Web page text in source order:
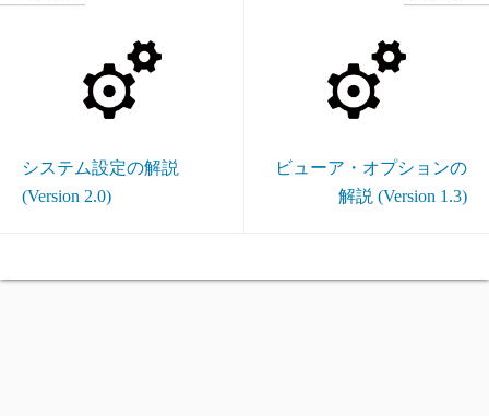
システム設定の解説
(Version 2.0)
ビューア・オプションの
解説 (Version 1.3)